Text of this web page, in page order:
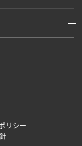
い物件入居申込
開閉
リシー